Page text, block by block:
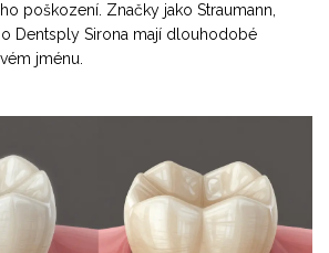
poškození. Značky jako Straumann,
Dentsply Sirona mají dlouhodobé
jménu.